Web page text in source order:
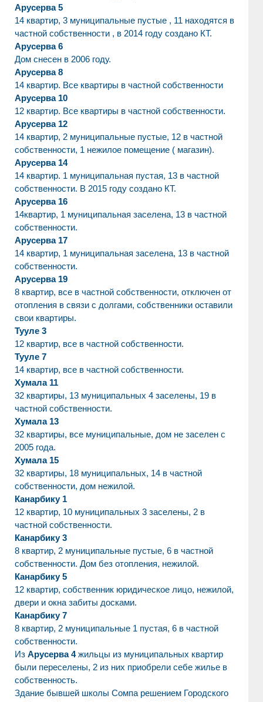
Арусерва 5
14 квартир, 3 муниципальные пустые , 11 находятся в
частной собственности , в 2014 году создано КТ.
Арусерва 6
Дом снесен в 2006 году.
Арусерва 8
14 квартир. Все квартиры в частной собственности
Арусерва 10
12 квартир. Все квартиры в частной собственности.
Арусерва 12
14 квартир, 2 муниципальные пустые, 12 в частной
собственности, 1 нежилое помещение ( магазин).
Арусерва 14
14 квартир. 1 муниципальная пустая, 13 в частной
собственности. В 2015 году создано КТ.
Арусерва 16
14квартир, 1 муниципальная заселена, 13 в частной
собственности.
Арусерва 17
14 квартир, 1 муниципальная заселена, 13 в частной
собственности.
Арусерва 19
8 квартир, все в частной собственности, отключен от
отопления в связи с долгами, собственники оставили
свои квартиры.
Тууле 3
12 квартир, все в частной собственности.
Тууле 7
14 квартир, все в частной собственности.
Хумала 11
32 квартиры, 13 муниципальных 4 заселены, 19 в
частной собственности.
Хумала 13
32 квартиры, все муниципальные, дом не заселен с
2005 года.
Хумала 15
32 квартиры, 18 муниципальных, 14 в частной
собственности, дом нежилой.
Канарбику 1
12 квартир, 10 муниципальных 3 заселены, 2 в
частной собственности.
Канарбику 3
8 квартир, 2 муниципальные пустые, 6 в частной
собственности. Дом без отопления, нежилой.
Канарбику 5
12 квартир, собственник юридическое лицо, нежилой,
двери и окна забиты досками.
Канарбику 7
8 квартир, 2 муниципальные 1 пустая, 6 в частной
собственности.
Из Арусерва 4жильцы из муниципальных квартир
были переселены, 2 из них приобрели себе жилье в
собственность.
Здание бывшей школы Сомпа решением Городского